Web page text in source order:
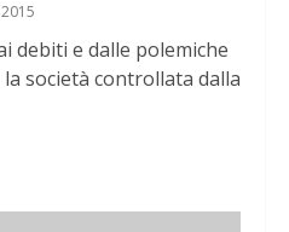
debiti e dalle polemiche
la società controllata dalla